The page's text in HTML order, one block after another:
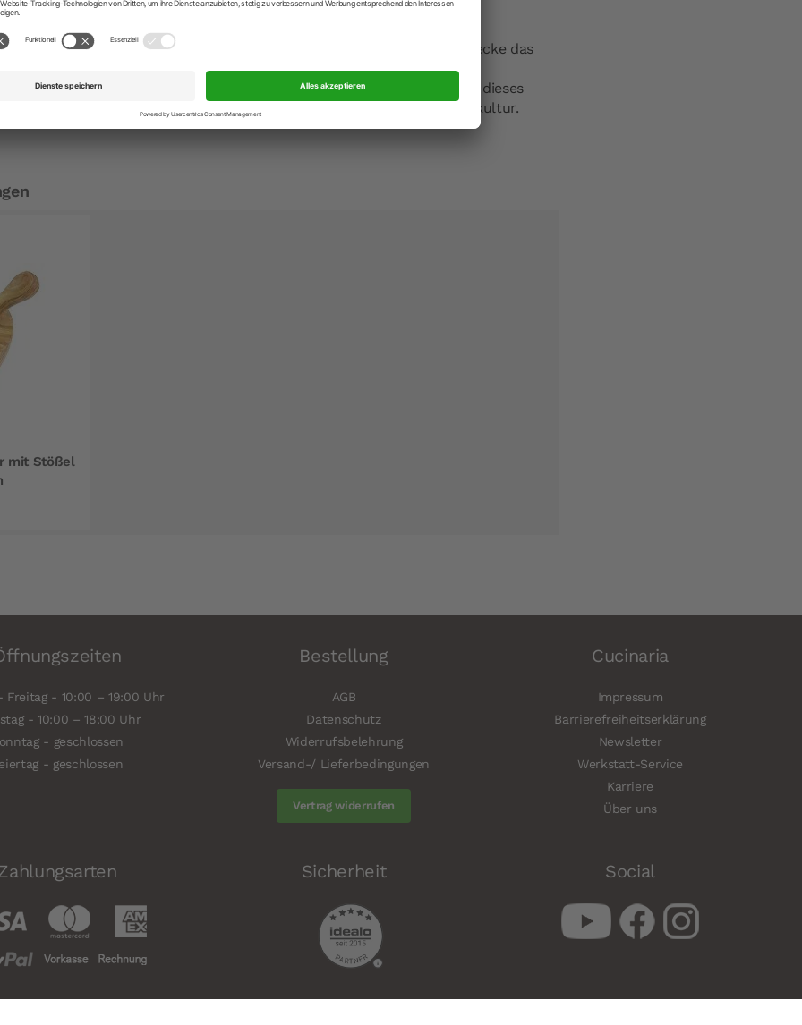
ist eine perfekte Illustration des Peugeot-Know-hows.
hergestellten exklusiven Keramikmechanismus ausgestattet.
System sorgt für ein ausgezeichnetes Mahlgut, während die Schnecke das
einen konstanten Durchsatz gewährleistet.
macht das Salz sichtbar, der Facettenkopf bindet das Licht: dieses
Modell ist bereits jetzt ein echtes Muss für die moderne Tischkultur.
mit Stößel
Freitag - 10:00 – 19:00 Uhr
- 10:00 – 18:00 Uhr
- geschlossen
- geschlossen
Bestellung
AGB
Datenschutz
Widerrufsbelehrung
Versand-/ Lieferbedingungen
Vertrag widerrufen
Cucinaria
Impressum
Barrierefreiheitserklärung
Newsletter
Werkstatt-Service
Karriere
Über uns
Sicherheit Social